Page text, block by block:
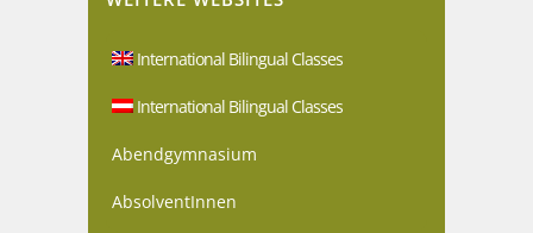
International Bilingual Classes
International Bilingual Classes
Abendgymnasium
AbsolventInnen